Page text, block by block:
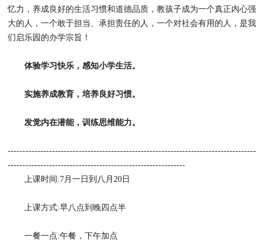
忆力，养成良好的生活习惯和道德品质，教孩子成为一个真正内心强
大的人，一个敢于担当、承担责任的人，一个对社会有用的人，是我
们启乐园的办学宗旨！
体验学习快乐，感知小学生活。
实施养成教育，培养良好习惯。
发觉内在潜能，训练思维能力。
------------------------------------------------------------------------------------
------------------------------------------------------------
上课时间:7月一日到八月20日
上课方式:早八点到晚四点半
一餐一点:午餐，下午加点